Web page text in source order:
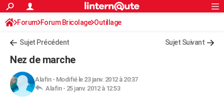
ACTUALITÉS
Politique
Société
Faits Divers
Education
Monde
Villes
+
FINANCE
Retraite
Impôts
Epargne
Immobilier
Risques naturels par ville
Banque
Assurance
Crédit
AUTO
S'inscrire
Connexion
Forum Forum Bricolage Outillage
Sujet Précédent Sujet Suivant
Nez de marche
Alafin- Modifié le 23 janv. 2012 à 20:37
Alafin - 25 janv. 2012 à 12:53